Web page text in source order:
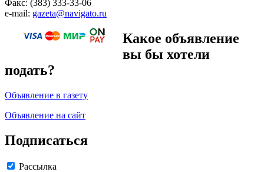
Факс: (383) 333-33-06
e-mail: gazeta@navigato.ru
Какое объявление
вы бы хотели
подать?
Объявление в газету
Объявление на сайт
Подписаться
Рассылка